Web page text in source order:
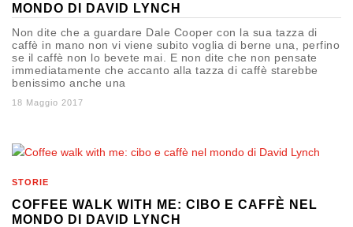
MONDO DI DAVID LYNCH
Non dite che a guardare Dale Cooper con la sua tazza di
caffè in mano non vi viene subito voglia di berne una, perfino
se il caffè non lo bevete mai. E non dite che non pensate
immediatamente che accanto alla tazza di caffè starebbe
benissimo anche una
18 Maggio 2017
STORIE
COFFEE WALK WITH ME: CIBO E CAFFÈ NEL
MONDO DI DAVID LYNCH